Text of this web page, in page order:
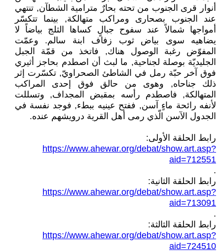
أنوار قرى الجنوب من تحته بحارٌ مترامية الشطآن, تنتهي
عند الجنوب بصحارى ومراكب متهالكة, بينما تتكسّر
أمواجها شمالاً عند سفوح جبالٍ كساها الثلج بياضاً لا
يضاهيه سوى بياض ثوب زفاف ابنة سالم. وعمّت
المفوّض رغبة الوصول هناك, فاتخذ من قمّة الجبل
الجليديّة بوصلة لجناحية, ما لبث أن اصطدم بحاجز أثيري
فوق آخر حبّة رمل في الشاطئ الصحراويّ, تكسّرت إثر
ذلك جناحاه, وهوى من حالق فوق إحدى المراكب
المتهالكة, فاصطدم رأسه بمقبض المجداف, وتسللت
لأنفه رائحة ماءٍ آسن, ففتح عينيه ببطء, فوجد نفسة في
الجدول الآسن الّذي رمى أهل القرية درويشهم عنده.
رابط الحلقة الأولى:
https://www.ahewar.org/debat/show.art.asp?
aid=712551
.
رابط الحلقة الثانية:
https://www.ahewar.org/debat/show.art.asp?
aid=713091
.
رابط الحلقة الثالثة:
https://www.ahewar.org/debat/show.art.asp?
aid=724510